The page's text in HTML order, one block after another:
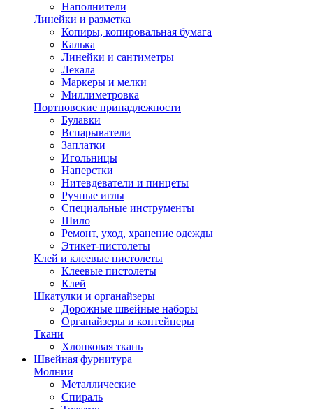
Наполнители
Линейки и разметка
Копиры, копировальная бумага
Калька
Линейки и сантиметры
Лекала
Маркеры и мелки
Миллиметровка
Портновские принадлежности
Булавки
Вспарыватели
Заплатки
Игольницы
Наперстки
Нитевдеватели и пинцеты
Ручные иглы
Специальные инструменты
Шило
Ремонт, уход, хранение одежды
Этикет-пистолеты
Клей и клеевые пистолеты
Клеевые пистолеты
Клей
Шкатулки и органайзеры
Дорожные швейные наборы
Органайзеры и контейнеры
Ткани
Хлопковая ткань
Швейная фурнитура
Молнии
Металлические
Спираль